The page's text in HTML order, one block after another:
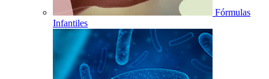
Fórmulas
Infantiles